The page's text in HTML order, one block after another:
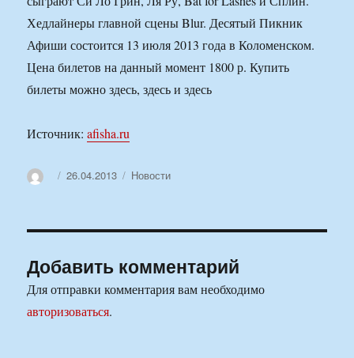
Хедлайнеры главной сцены Blur. Десятый Пикник
Афиши состоится 13 июля 2013 года в Коломенском.
Цена билетов на данный момент 1800 р. Купить
билеты можно здесь, здесь и здесь
Источник:afisha.ru
АвторОпубликовано
26.04.2013 Рубрики
Новости
Добавить комментарий
Для отправки комментария вам необходимо
авторизоваться.